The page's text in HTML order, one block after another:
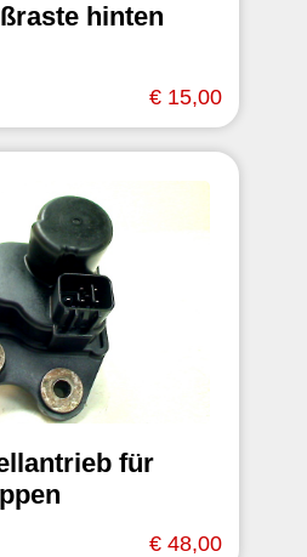
hinten
€ 15,00
für
€ 48,00